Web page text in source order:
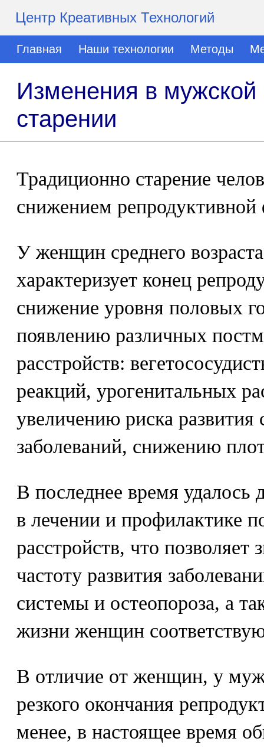
Центр Креативных Технологий
Главная Наши технологии Методы
Изменения в мужской
старении
Традиционно старение
снижением
У женщин среднего
характеризует конец
снижение уровня половых
появлению различных
расстройств:
реакций, урогенитальных
увеличению риска развития
заболеваний, снижению
В последнее время удалось
в лечении и профилактике
расстройств, что позволяет
частоту развития
системы и остеопороза, а
жизни женщин
В отличие от женщин, у
резкого окончания
менее, в настоящее время